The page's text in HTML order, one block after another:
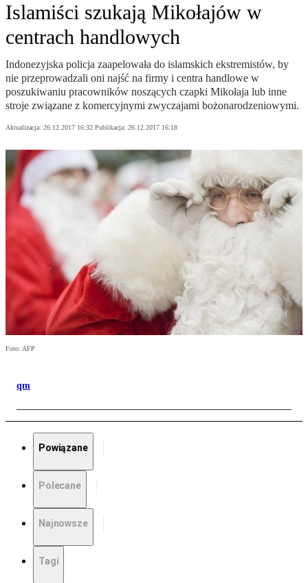
Islamiści szukają Mikołajów w
centrach handlowych
Indonezyjska policja zaapelowała do islamskich ekstremistów, by
nie przeprowadzali oni najść na firmy i centra handlowe w
poszukiwaniu pracowników noszących czapki Mikołaja lub inne
stroje związane z komercyjnymi zwyczajami bożonarodzeniowymi.
Aktualizacja: 26.12.2017 16:32 Publikacja: 26.12.2017 16:18
Foto: AFP
qm
Powiązane
Polecane
Najnowsze
Tagi